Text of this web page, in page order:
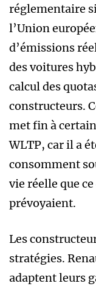
réglementaire
l’Union
d’émissions
des voitures
calcul des
constructeurs.
met fin à
WLTP, car il a
consomment
vie réelle que
prévoyaient.
Les
stratégies.
adaptent leurs